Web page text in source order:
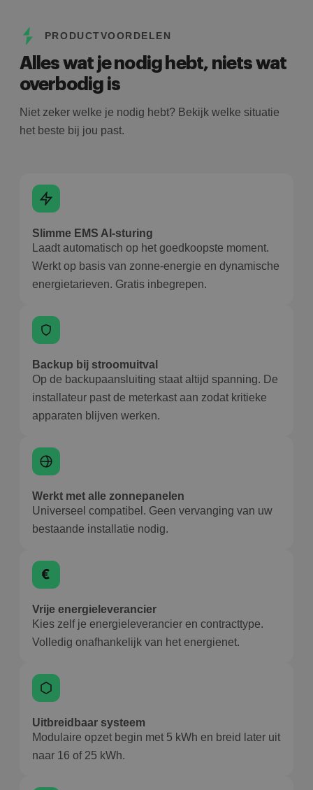
PRODUCTVOORDELEN
Alles wat je nodig hebt, niets wat
overbodig is
Niet zeker welke je nodig hebt? Bekijk welke situatie
het beste bij jou past.
Slimme EMS AI-sturing
Laadt automatisch op het goedkoopste moment.
Werkt op basis van zonne-energie en dynamische
energietarieven. Gratis inbegrepen.
Backup bij stroomuitval
Op de backupaansluiting staat altijd spanning. De
installateur past de meterkast aan zodat kritieke
apparaten blijven werken.
Werkt met alle zonnepanelen
Universeel compatibel. Geen vervanging van uw
bestaande installatie nodig.
Vrije energieleverancier
Kies zelf je energieleverancier en contracttype.
Volledig onafhankelijk van het energienet.
Uitbreidbaar systeem
Modulaire opzet begin met 5 kWh en breid later uit
naar 16 of 25 kWh.